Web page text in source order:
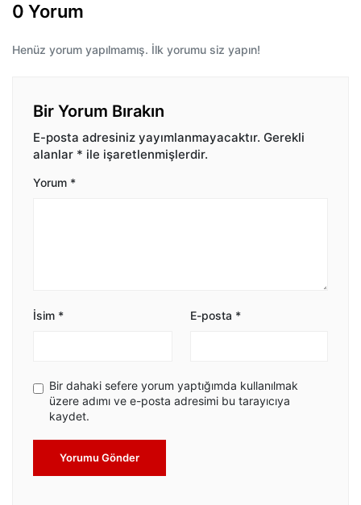
0 Yorum
Henüz yorum yapılmamış. İlk yorumu siz yapın!
Bir Yorum Bırakın
E-posta adresiniz yayımlanmayacaktır. Gerekli
alanlar * ile işaretlenmişlerdir.
Yorum *
İsim * E-posta *
Bir dahaki sefere yorum yaptığımda kullanılmak
üzere adımı ve e-posta adresimi bu tarayıcıya
kaydet.
Yorumu Gönder